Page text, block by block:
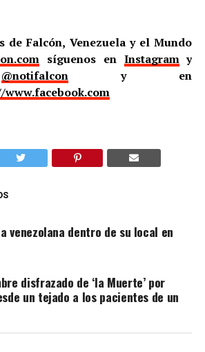
de Falcón, Venezuela y el Mundo
síguenos en Instagramy
@notifalcony en
venezolana dentro de su local en
disfrazado de ‘la Muerte’ por
un tejado a los pacientes de un